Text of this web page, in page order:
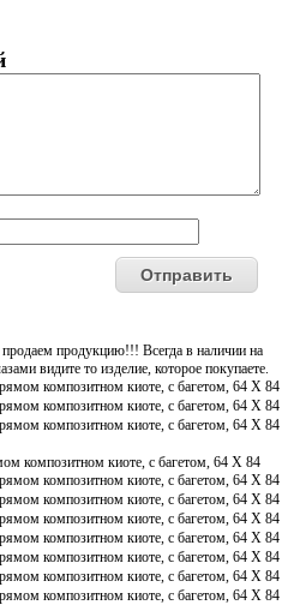
продукцию!!! Всегда в наличии на
видите то изделие, которое покупаете.
композитном киоте, с багетом, 64 Х 84